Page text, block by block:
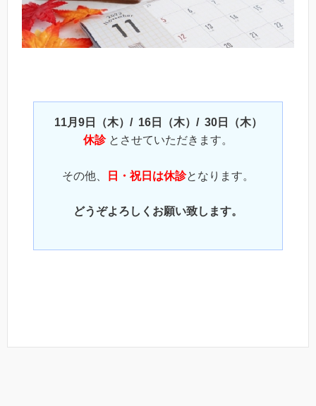
11月9日（木）/ 16日（木）/ 30日（木）
休診とさせていただきます。
その他、 日・祝日は休診となります。
どうぞよろしくお願い致します。